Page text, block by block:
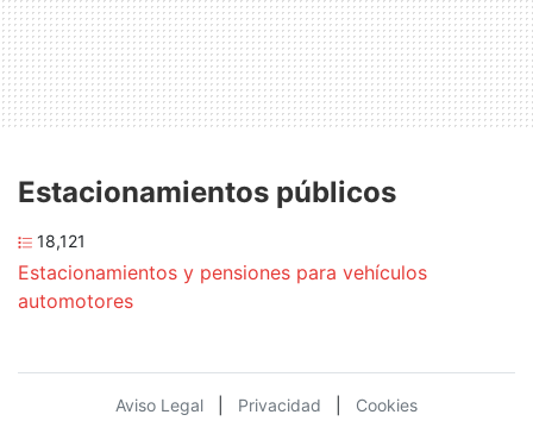
Estacionamientos públicos
18,121
Estacionamientos y pensiones para vehículos
automotores
Aviso Legal Privacidad Cookies